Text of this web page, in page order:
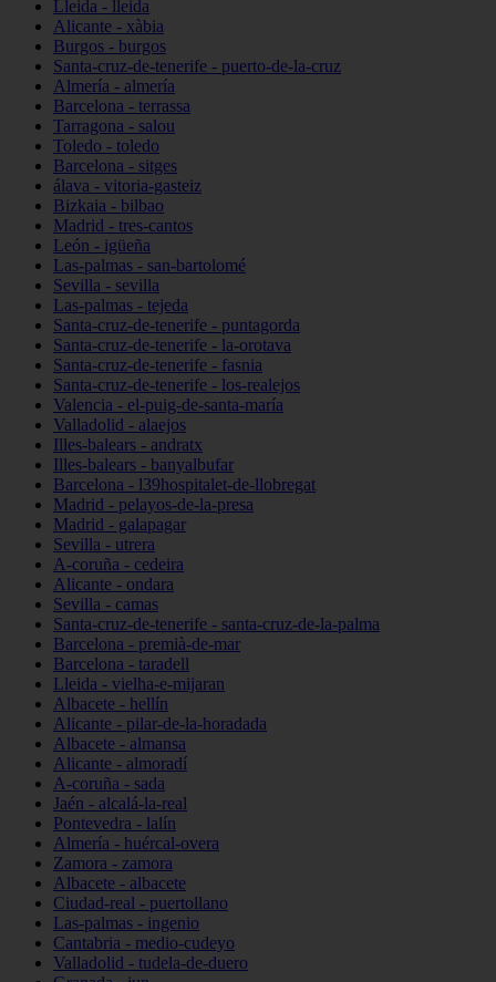
Lleida - lleida
Alicante - xàbia
Burgos - burgos
Santa-cruz-de-tenerife - puerto-de-la-cruz
Almería - almería
Barcelona - terrassa
Tarragona - salou
Toledo - toledo
Barcelona - sitges
álava - vitoria-gasteiz
Bizkaia - bilbao
Madrid - tres-cantos
León - igüeña
Las-palmas - san-bartolomé
Sevilla - sevilla
Las-palmas - tejeda
Santa-cruz-de-tenerife - puntagorda
Santa-cruz-de-tenerife - la-orotava
Santa-cruz-de-tenerife - fasnia
Santa-cruz-de-tenerife - los-realejos
Valencia - el-puig-de-santa-maría
Valladolid - alaejos
Illes-balears - andratx
Illes-balears - banyalbufar
Barcelona - l39hospitalet-de-llobregat
Madrid - pelayos-de-la-presa
Madrid - galapagar
Sevilla - utrera
A-coruña - cedeira
Alicante - ondara
Sevilla - camas
Santa-cruz-de-tenerife - santa-cruz-de-la-palma
Barcelona - premià-de-mar
Barcelona - taradell
Lleida - vielha-e-mijaran
Albacete - hellín
Alicante - pilar-de-la-horadada
Albacete - almansa
Alicante - almoradí
A-coruña - sada
Jaén - alcalá-la-real
Pontevedra - lalín
Almería - huércal-overa
Zamora - zamora
Albacete - albacete
Ciudad-real - puertollano
Las-palmas - ingenio
Cantabria - medio-cudeyo
Valladolid - tudela-de-duero